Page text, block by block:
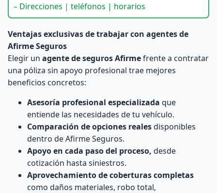
– Direcciones | teléfonos | horarios
Ventajas exclusivas de trabajar con agentes de
Afirme Seguros
Elegir un agente de seguros Afirmefrente a contratar
una póliza sin apoyo profesional trae mejores
beneficios concretos:
Asesoría profesional especializada que
entiende las necesidades de tu vehículo.
Comparación de opciones realesdisponibles
dentro de Afirme Seguros.
Apoyo en cada paso del proceso, desde
cotización hasta siniestros.
Aprovechamiento de coberturas completas
como daños materiales, robo total,